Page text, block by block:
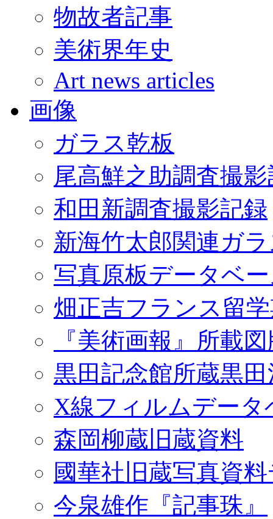
物故者記事
美術界年史
Art news articles
画像
ガラス乾板
尾高鮮之助調査撮
和田新調査撮影記録
新海竹太郎関連ガ
写真原板データベ
畑正吉フランス留
『美術画報』所載
黒田記念館所蔵黒
X線フィルムデータ
森岡柳蔵旧蔵資料
國華社旧蔵写真資
今泉雄作『記事珠』